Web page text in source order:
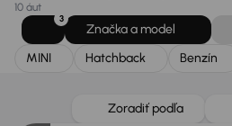
10 áut
3
Značka a model
MINI
Hatchback Benzín
Zoradiť podľa
Zlacnené o 600 €